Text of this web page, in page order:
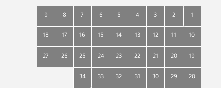
1
2
3
4
5
6
7
8
9
10
11
12
13
14
15
16
17
18
19
20
21
22
23
24
25
26
27
28
29
30
31
32
33
34